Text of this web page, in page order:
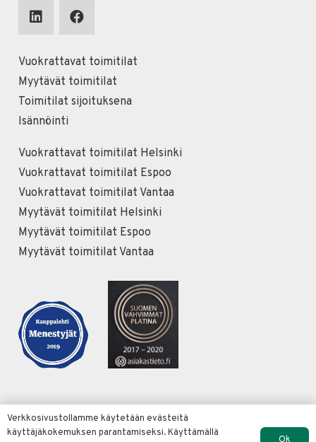
Vuokrattavat toimitilat
Myytävät toimitilat
Toimitilat sijoituksena
Isännöinti
Vuokrattavat toimitilat Helsinki
Vuokrattavat toimitilat Espoo
Vuokrattavat toimitilat Vantaa
Myytävät toimitilat Helsinki
Myytävät toimitilat Espoo
Myytävät toimitilat Vantaa
© Copyright Conorin Oy 2022 |Verkkosivut Merja
Verkkosivustollamme käytetään evästeitä
käyttäjäkokemuksen parantamiseksi. Käyttämällä
Ok